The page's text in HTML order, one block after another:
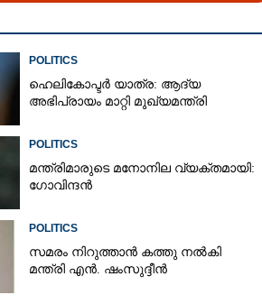
POLITICS
ഹെലികോപ്ടർ യാത്ര: ആദ്യ
അഭിപ്രായം മാറ്റി മുഖ്യമന്ത്രി
POLITICS
മന്ത്രിമാരുടെ മനോനില വ്യക്തമായി:
ഗോവിന്ദൻ
POLITICS
സമരം നിറുത്താൻ കത്തു നൽകി
മന്ത്രി എൻ. ഷംസുദ്ദീൻ